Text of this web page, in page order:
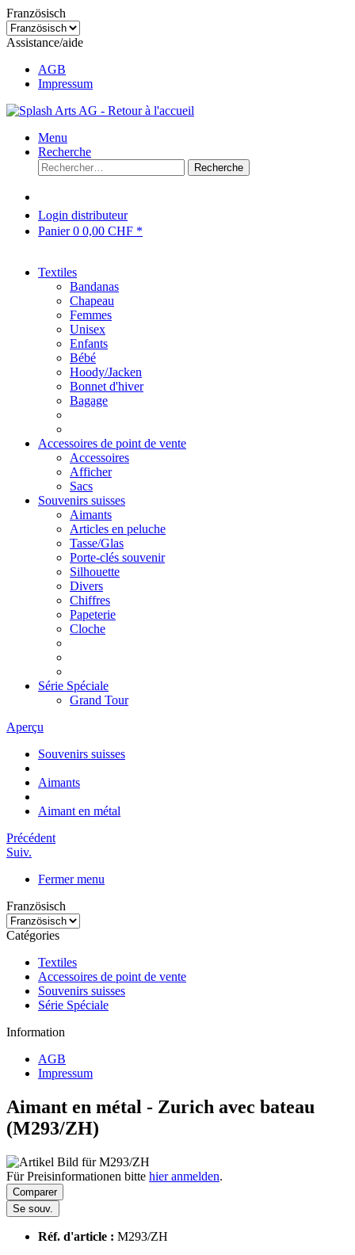
Französisch
Assistance/aide
AGB
Impressum
Menu
Recherche
Recherche
Login distributeur
Panier0 0,00 CHF *
Textiles
Bandanas
Chapeau
Femmes
Unisex
Enfants
Bébé
Hoody/Jacken
Bonnet d'hiver
Bagage
Accessoires de point de vente
Accessoires
Afficher
Sacs
Souvenirs suisses
Aimants
Articles en peluche
Tasse/Glas
Porte-clés souvenir
Silhouette
Divers
Chiffres
Papeterie
Cloche
Série Spéciale
Grand Tour
Aperçu
Souvenirs suisses
Aimants
Aimant en métal
Précédent
Suiv.
Fermer menu
Französisch
Catégories
Textiles
Accessoires de point de vente
Souvenirs suisses
Série Spéciale
Information
AGB
Impressum
Aimant en métal - Zurich avec bateau
(M293/ZH)
Für Preisinformationen bitte hier anmelden.
Comparer
Se souv.
Réf. d'article : M293/ZH